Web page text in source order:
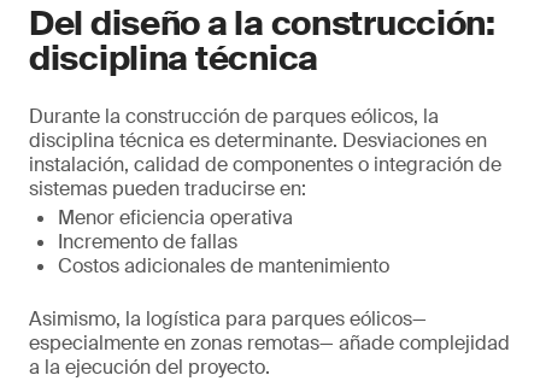
Del diseño a la construcción:
disciplina técnica
Durante la construcción de parques eólicos, la
disciplina técnica es determinante. Desviaciones en
instalación, calidad de componentes o integración de
sistemas pueden traducirse en:
Menor eficiencia operativa
Incremento de fallas
Costos adicionales de mantenimiento
Asimismo, la logística para parques eólicos—
especialmente en zonas remotas— añade complejidad
a la ejecución del proyecto.